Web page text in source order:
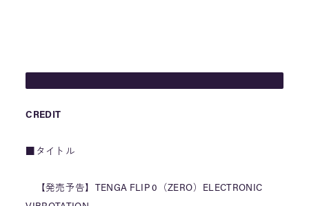
→https://t.co/EjFgwFgshm pic.twitter.com/WqQ9T114yF
— TENGA公式 (@TENGA_PR)July 1, 2022
CREDIT
■タイトル
【発売予告】TENGA FLIP 0（ZERO）ELECTRONIC